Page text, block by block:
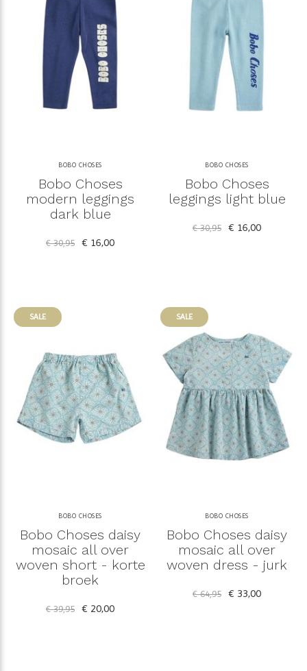
BOBO CHOSES
Bobo Choses
modern leggings
dark blue
€ 30,95 € 16,00
BOBO CHOSES
Bobo Choses
leggings light blue
€ 30,95 € 16,00
SALE
BOBO CHOSES
Bobo Choses daisy
mosaic all over
woven short - korte
broek
€ 39,95 € 20,00
SALE
BOBO CHOSES
Bobo Choses daisy
mosaic all over
woven dress - jurk
€ 64,95 € 33,00